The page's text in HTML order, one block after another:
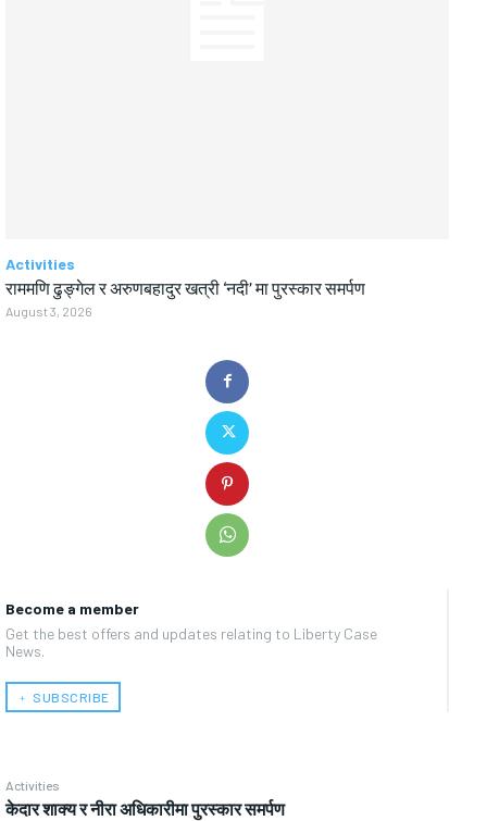
Become a member
Get the best offers and updates relating to Liberty Case
News.
﹢ SUBSCRIBE
Activities
केदार शाक्य र नीरा अधिकारीमा पुरस्कार समर्पण
Activities
राममणि ढुङ्गेल र अरुणबहादुर खत्री ‘नदी’ मा पुरस्कार समर्पण
August 3, 2026